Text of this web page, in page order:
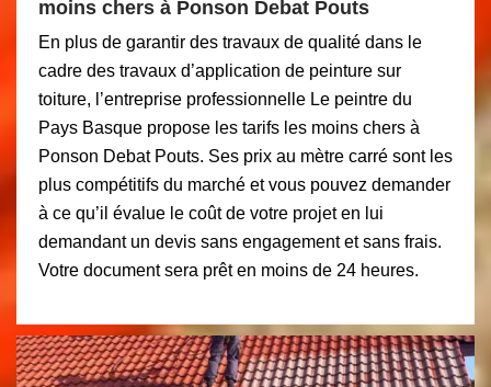
moins chers à Ponson Debat Pouts
En plus de garantir des travaux de qualité dans le
cadre des travaux d’application de peinture sur
toiture, l’entreprise professionnelle Le peintre du
Pays Basque propose les tarifs les moins chers à
Ponson Debat Pouts. Ses prix au mètre carré sont les
plus compétitifs du marché et vous pouvez demander
à ce qu’il évalue le coût de votre projet en lui
demandant un devis sans engagement et sans frais.
Votre document sera prêt en moins de 24 heures.